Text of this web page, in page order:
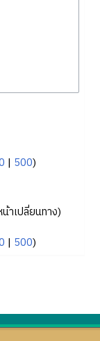
| 500)
าเปลี่ยนทาง)
| 500)